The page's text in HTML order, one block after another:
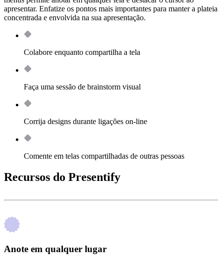
apresentar. Enfatize os pontos mais importantes para manter a plateia
concentrada e envolvida na sua apresentação.
Colabore enquanto compartilha a tela
Faça uma sessão de brainstorm visual
Corrija designs durante ligações on‑line
Comente em telas compartilhadas de outras pessoas
Recursos do Presentify
Anote em qualquer lugar